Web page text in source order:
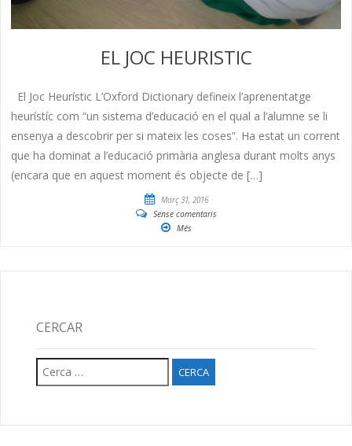
EL JOC HEURISTIC
El Joc Heurístic L’Oxford Dictionary defineix l’aprenentatge
heurístíc com “un sistema d’educació en el qual a l’alumne se li
ensenya a descobrir per si mateix les coses”. Ha estat un corrent
que ha dominat a l’educació primària anglesa durant molts anys
(encara que en aquest moment és objecte de […]
Març 31, 2016
Sense comentaris
Més
CERCAR
Cerca: